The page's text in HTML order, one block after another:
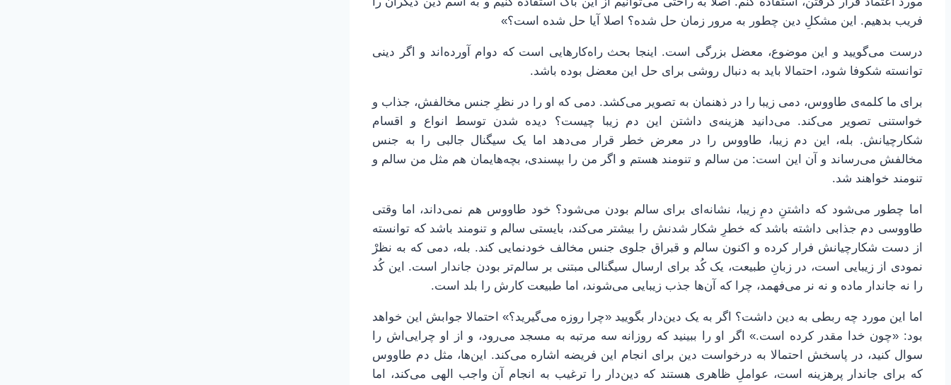
فریب بدهیم. این مشکلِ دین چطور به مرور زمان حل شده؟ اصلا آیا حل شده است؟»
درست می‌گویید و این موضوع، معضل بزرگی است. اینجا بحث راه‌کارهایی است که دوام آورده‌اند و اگر دینی
توانسته شکوفا شود، احتمالا باید به دنبال روشی برای حل این معضل بوده باشد.
برای ما کلمه‌ی طاووس، دمی زیبا را در ذهنمان به تصویر می‌کشد. دمی که او را در نظرِ جنس مخالفش، جذاب و
خواستنی تصویر می‌کند. می‌دانید هزینه‌ی داشتن این دم زیبا چیست؟ دیده شدن توسط انواع و اقسام
شکارچیانش. بله، این دم زیبا، طاووس را در معرض خطر قرار می‌دهد اما یک سیگنال جالبی را به جنس
مخالفش می‌رساند و آن این است: من سالم و تنومند هستم و اگر من را بپسندی، بچه‌هایمان هم مثل من سالم و
تنومند خواهند شد.
اما چطور می‌شود که داشتنِ دمِ زیبا، نشانه‌ای برای سالم بودن می‌شود؟ خود طاووس هم نمی‌داند، اما وقتی
طاووسی دم جذابی داشته باشد که خطرِ شکار شدنش را بیشتر می‌کند، بایستی سالم و تنومند باشد که توانسته
از دست شکارچیانش فرار کرده و اکنون سالم و قبراق جلوی جنس مخالف خودنمایی کند. بله، دمی که به نظرْ
نمودی از زیبایی است، در زبانِ طبیعت، یک کُد برای ارسال سیگنالی مبتنی بر سالم‌تر بودن جاندار است. این کُد
را نه جاندار ماده و نه نر می‌فهمد، چرا که آن‌ها جذب زیبایی می‌شوند، اما طبیعت کارش را بلد است.
اما این مورد چه ربطی به دین داشت؟ اگر به یک دین‌دار بگویید «چرا روزه می‌گیرید؟» احتمالا جوابش این خواهد
بود: «چون خدا مقدر کرده است.» اگر او را ببینید که روزانه سه مرتبه به مسجد می‌رود، و از او چرایی‌اش را
سوال کنید، در پاسخش احتمالا به درخواست دین برای انجام این فریضه اشاره می‌کند. این‌ها، مثل دم طاووس
که برای جاندار پرهزینه است، عواملِ ظاهری هستند که دین‌دار را ترغیب به انجام آن واجب الهی می‌کند، اما